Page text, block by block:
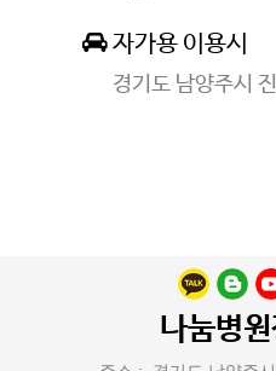
 자가용 이용시
경기도 남양주시
나눔병